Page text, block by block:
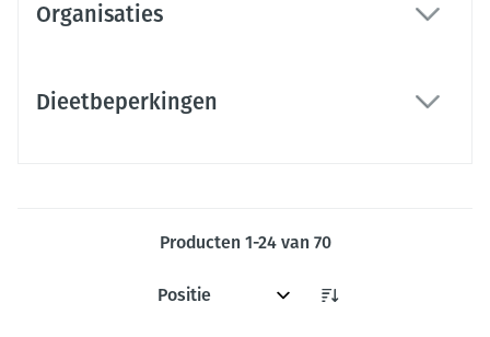
Organisaties
Dieetbeperkingen
Producten 1-24van 70
Sorteer op: